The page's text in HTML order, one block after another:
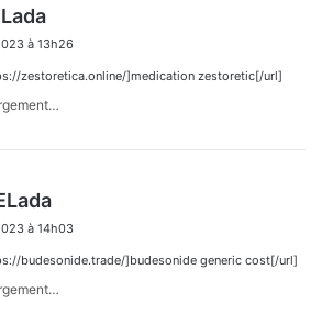
t
à 13h26
zestoretica.online/]medication zestoretic[/url]
t
à 14h03
budesonide.trade/]budesonide generic cost[/url]